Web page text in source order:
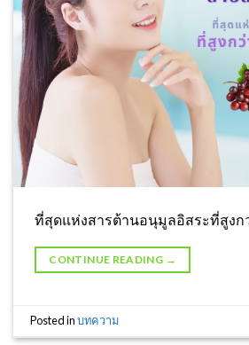
ที่สุดแห่งสารต้านอนุมูลอิสระที่สูงก
CONTINUE READING →
Posted inบทความ